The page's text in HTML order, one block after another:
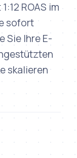
ROAS im
sofort
Sie Ihre E-
skalieren